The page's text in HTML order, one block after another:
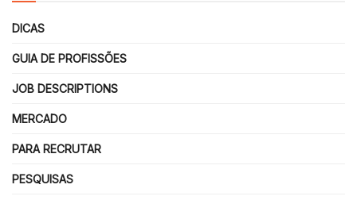
DICAS
GUIA DE PROFISSÕES
JOB DESCRIPTIONS
MERCADO
PARA RECRUTAR
PESQUISAS